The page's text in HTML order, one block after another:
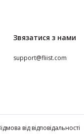
Звязатися з нами
support@fliist.com
від відповідальності